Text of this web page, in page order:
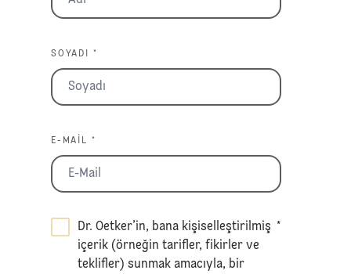
SOYADI *
E-MAIL *
Dr. Oetker’in, bana kişiselleştirilmiş
içerik (örneğin tarifler, fikirler ve
teklifler) sunmak amacıyla, bir
*